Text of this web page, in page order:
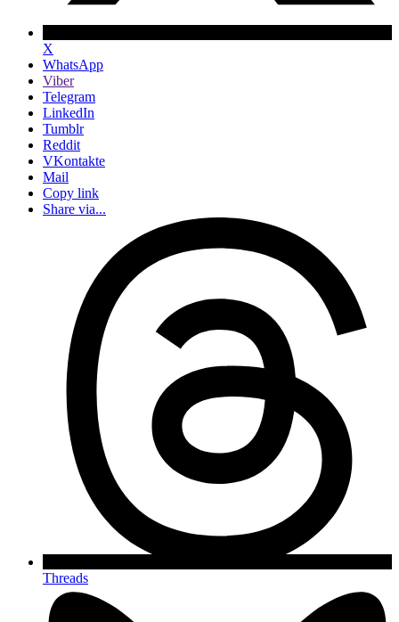
X
WhatsApp
Viber
Telegram
LinkedIn
Tumblr
Reddit
VKontakte
Mail
Copy link
Share via...
Threads